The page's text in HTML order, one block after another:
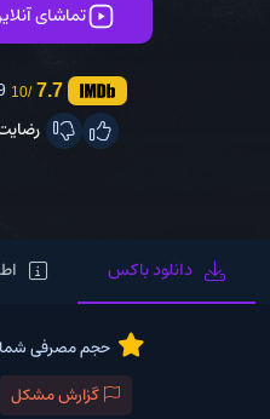
تماشای
7.7
/10
دانلود باکس
حجم مصرفی
گزارش مشکل